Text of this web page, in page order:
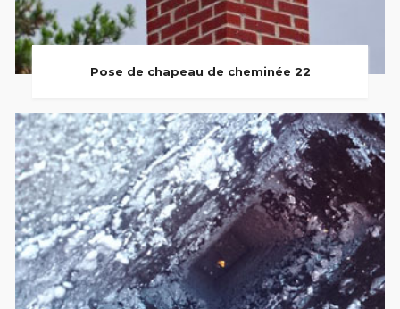
Pose de chapeau de cheminée 22